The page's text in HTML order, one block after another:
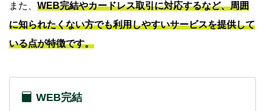
また、 WEB完結やカードレス取引に対応するなど、周囲
に知られたくない方でも利用しやすいサービスを提供して
いる点が特徴です。
WEB完結